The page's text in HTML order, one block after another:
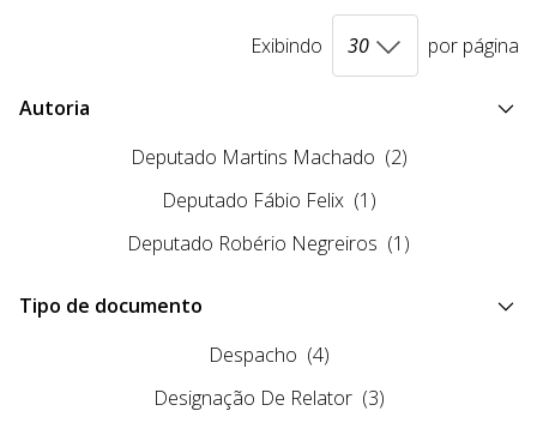
Exibindo por página
Autoria
Deputado Martins Machado (2)
Deputado Fábio Felix (1)
Deputado Robério Negreiros (1)
Tipo de documento
Despacho (4)
Designação De Relator (3)